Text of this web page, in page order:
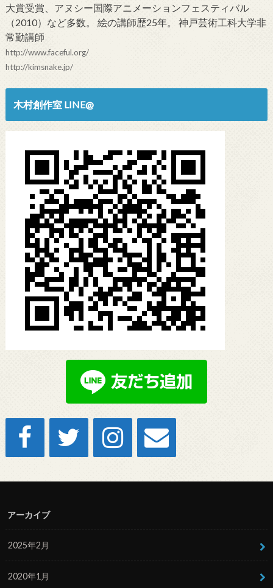
大賞受賞、アヌシー国際アニメーションフェスティバル
（2010）など多数。 絵の講師歴25年。 神戸芸術工科大学非
常勤講師
http://www.faceful.org/
http://kimsnake.jp/
木村創作室 LINE@
アーカイブ
2025年2月
2020年1月